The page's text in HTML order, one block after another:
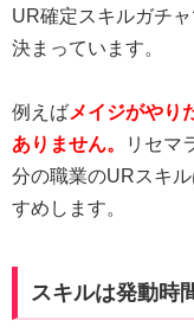
UR確定スキルガチ
決まっています。
例えばメイジがやり
ありません。
リセマ
分の職業のURスキ
すめします。
スキルは発動時